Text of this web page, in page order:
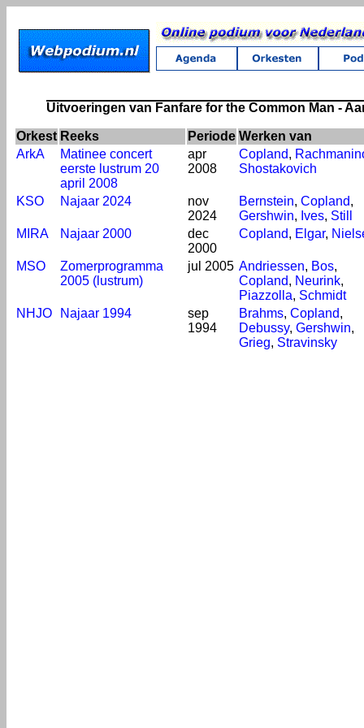
Uitvoeringen van Fanfare for the Common Man -
Orkest Reeks Periode Werken van
ArkA
Matinee concert
eerste lustrum 20
april 2008
apr
2008
Copland,
Shostakovich
KSO Najaar 2024
nov
2024
Bernstein, Copland,
Gershwin, Ives, Still
MIRA
Najaar 2000
dec
2000
Copland, Elgar,
MSO
Zomerprogramma
2005 (lustrum)
jul 2005 Andriessen, Bos,
Copland, Neurink,
Piazzolla, Schmidt
NHJO
Najaar 1994
sep
1994
Brahms, Copland,
Debussy, Gershwin,
Grieg, Stravinsky